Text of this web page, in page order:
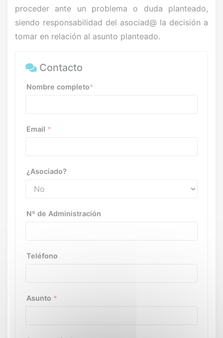
proceder ante un problema o duda planteado,
siendo responsabilidad del asociad@ la decisión a
tomar en relación al asunto planteado.
Contacto
Nombre completo*
Email *
¿Asociado?
Nº de Administración
Teléfono
Asunto *